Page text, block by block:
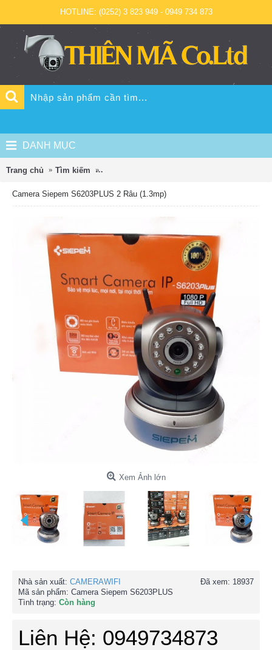
HOTLINE: (0252) 3 823 949 - 0949 734 873
DANH MỤC
Trang chủ Tìm kiếm Camera Siepem S6203PLUS 2 Râu (1.3mp)
Camera Siepem S6203PLUS 2 Râu (1.3mp)
Xem Ảnh lớn
Đã xem: 18937
Nhà sản xuất: CAMERAWIFI
Mã sản phẩm: Camera Siepem S6203PLUS
Tình trạng: Còn hàng
Liên Hệ: 0949734873